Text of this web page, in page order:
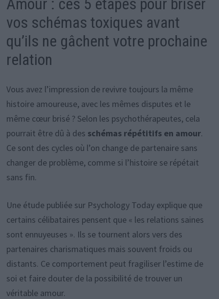
Amour : ces 5 étapes pour briser
vos schémas toxiques avant
qu’ils ne gâchent votre prochaine
relation
Vous avez l’impression de revivre toujours la même
histoire amoureuse, avec les mêmes disputes et le
même cœur brisé ? Selon les psychothérapeutes, cela
pourrait être dû à des schémas répétitifs en amour.
Ce sont des cycles où l’on change de partenaire sans
changer de problème, comme si l’histoire se répétait
sans fin.
Une étude publiée sur Psychology Today explique que
certains célibataires pensent que « les relations saines
sont ennuyeuses ». Ils se tournent alors vers des
partenaires charismatiques mais souvent froids ou
distants. Ce comportement peut fragiliser l’estime de
soi et faire douter de la possibilité de trouver un
véritable amour.